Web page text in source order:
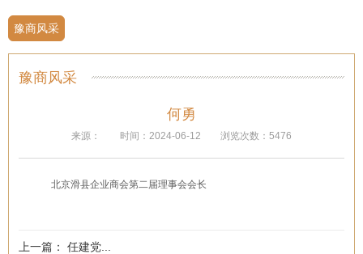
豫商风采
豫商风采
何勇
来源： 时间：2024-06-12 浏览次数：5476
北京滑县企业商会第二届理事会会长
上一篇： 任建党...